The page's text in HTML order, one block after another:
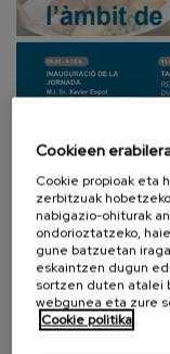
Prentsa
Egizu lan gurekin
Cookieen
Cookie propioak eta
zerbitzuak
nabigazio-ohiturak
ondorioztatzeko,
gune batzuetan
eskaintzen dugun
sortzen duten atalei
webgunea eta zure
Cookie politika